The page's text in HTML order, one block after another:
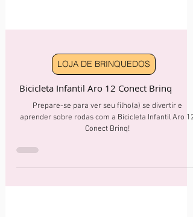
LOJA DE BRINQUEDOS
Bicicleta Infantil Aro 12 Conect Brinq
Prepare-se para ver seu filho(a) se divertir e
aprender sobre rodas com a Bicicleta Infantil Aro 12